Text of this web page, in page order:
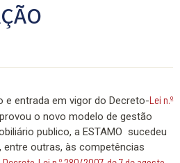
e entrada em vigor do Decreto-Lei n.º
o novo modelo de gestão
publico, a ESTAMO sucedeu
entre outras, às competências